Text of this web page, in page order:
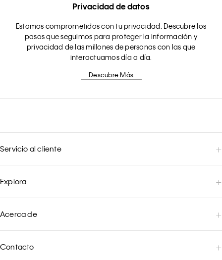
Privacidad de datos
Estamos comprometidos con tu privacidad. Descubre los
pasos que seguimos para proteger la información y
privacidad de las millones de personas con las que
interactuamos día a día.
Descubre Más
Servicio al cliente
Explora
Acerca de
Contacto